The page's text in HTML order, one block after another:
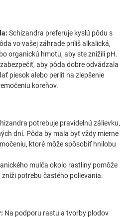
Schizandra preferuje kyslú pôdu s
vo vašej záhrade príliš alkalická,
organickú hmotu, aby ste znížili pH.
aby pôda dobre odvádzala
piesok alebo perlit na zlepšenie
koreňov.
potrebuje pravidelnú zálievku,
dní. Pôda by mala byť vždy mierne
ktoré môže spôsobiť hnilobu
mulča okolo rastliny pomôže
potrebu častého polievania.
Na podporu rastu a tvorby plodov